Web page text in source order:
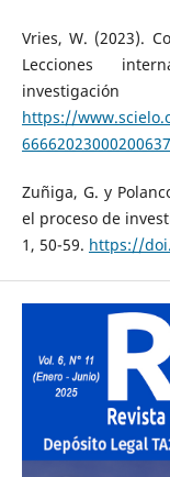
Vries, W. (2023).
Lecciones
https://
Zuñiga, G. y
el proceso de
1, 50-59. https://